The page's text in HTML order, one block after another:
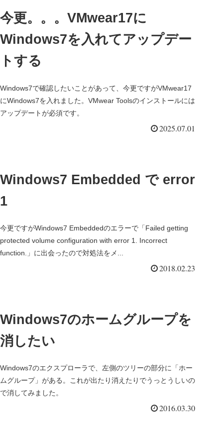
今更。。。VMwear17に
Windows7を入れてアップデー
トする
Windows7で確認したいことがあって、今更ですがVMwear17
にWindows7を入れました。VMwear Toolsのインストールには
アップデートが必須です。
2025.07.01
Windows7 Embedded で error
1
今更ですがWindows7 Embeddedのエラーで「Failed getting
protected volume configuration with error 1. Incorrect
function.」に出会ったので対処法をメ...
2018.02.23
Windows7のホームグループを
消したい
Windows7のエクスプローラで、左側のツリーの部分に「ホー
ムグループ」がある。これが出たり消えたりでうっとうしいの
で消してみました。
2016.03.30